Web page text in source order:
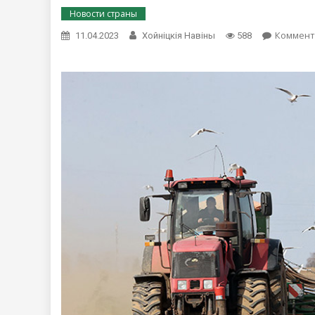
Новости страны
11.04.2023 Хойнiцкiя Навiны 588